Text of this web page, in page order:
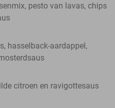
pesto van lavas, chips
hasselback-aardappel,
citroen en ravigottesaus